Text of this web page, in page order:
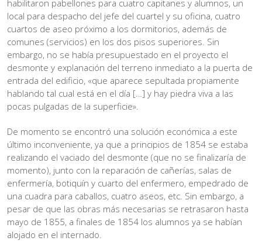
habilitaron pabellones para cuatro capitanes y alumnos, un
local para despacho del jefe del cuartel y su oficina, cuatro
cuartos de aseo próximo a los dormitorios, además de
comunes (servicios) en los dos pisos superiores. Sin
embargo, no se había presupuestado en el proyecto el
desmonte y explanación del terreno inmediato a la puerta de
entrada del edificio, «que aparece sepultada propiamente
hablando tal cual está en el día […] y hay piedra viva a las
pocas pulgadas de la superficie».
De momento se encontró una solución económica a este
último inconveniente, ya que a principios de 1854 se estaba
realizando el vaciado del desmonte (que no se finalizaría de
momento), junto con la reparación de cañerías, salas de
enfermería, botiquín y cuarto del enfermero, empedrado de
una cuadra para caballos, cuatro aseos, etc. Sin embargo, a
pesar de que las obras más necesarias se retrasaron hasta
mayo de 1855, a finales de 1854 los alumnos ya se habían
alojado en el internado.